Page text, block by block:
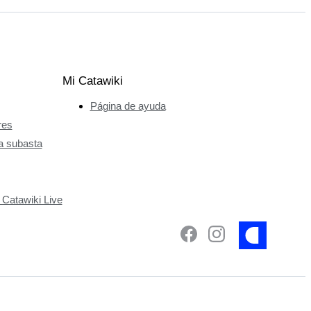
subasta
Live
Mi Catawiki
Página de ayuda